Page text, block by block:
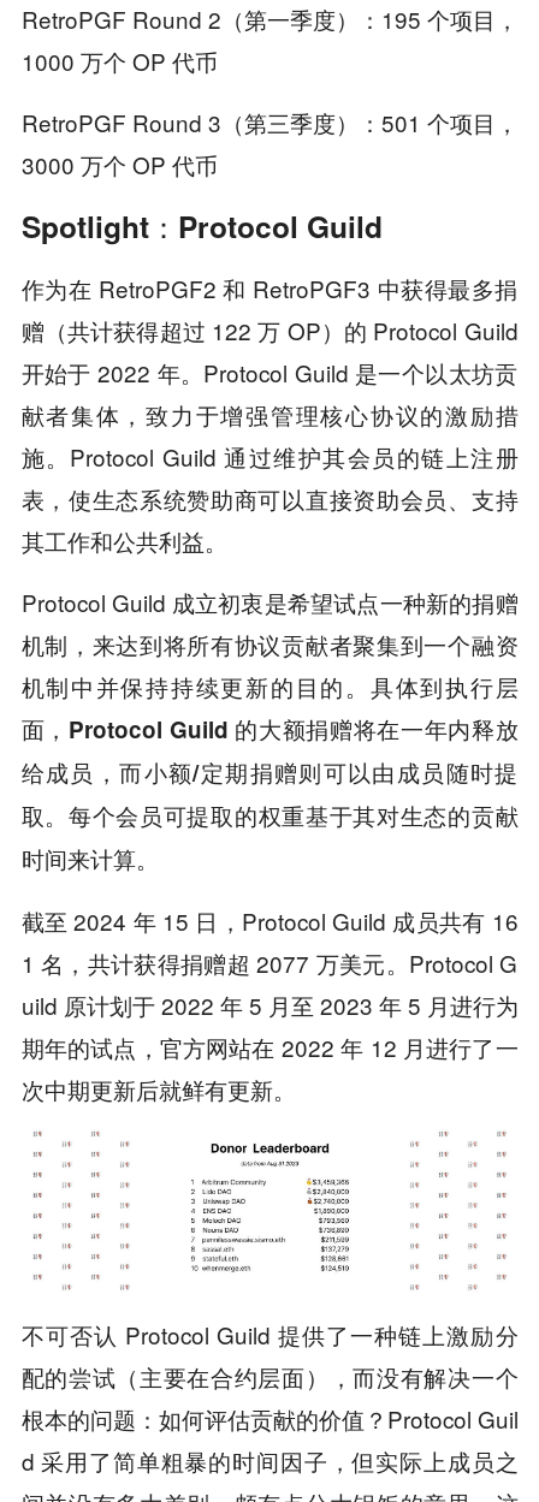
RetroPGF Round 2（第一季度）： 195 个项目 ，
1000 万个 OP 代币
RetroPGF Round 3（第三季度）： 501 个项目 ，
3000 万个 OP 代币
Spotlight：Protocol Guild
作为在 RetroPGF2 和 RetroPGF3 中获得最多捐
赠（共计获得超过 122 万 OP）的 Protocol Guild
开始于 2022 年。Protocol Guild 是一个以太坊贡
献者集体，致力于增强管理核心协议的激励措
施。Protocol Guild 通过维护其会员的链上注册
表，使生态系统赞助商可以直接资助会员、支持
其工作和公共利益。
Protocol Guild 成立初衷是希望试点一种新的捐赠
机制，来达到将所有协议贡献者聚集到一个融资
机制中并保持持续更新的目的。具体到执行层
面， Protocol Guild 的大额捐赠将在一年内释放
给成员，而小额/定期捐赠则可以由成员随时提
取。 每个会员可提取的权重基于其对生态的贡献
时间来计算。
截至 2024 年 15 日，Protocol Guild 成员共有 16
1 名，共计获得捐赠超 2077 万美元。Protocol G
uild 原计划于 2022 年 5 月至 2023 年 5 月进行为
期年的试点，官方网站在 2022 年 12 月进行了一
次中期更新后就鲜有更新。
不可否认 Protocol Guild 提供了一种链上激励分
配的尝试（主要在合约层面），而没有解决一个
根本的问题：如何评估贡献的价值？Protocol Guil
d 采用了简单粗暴的时间因子，但实际上成员之